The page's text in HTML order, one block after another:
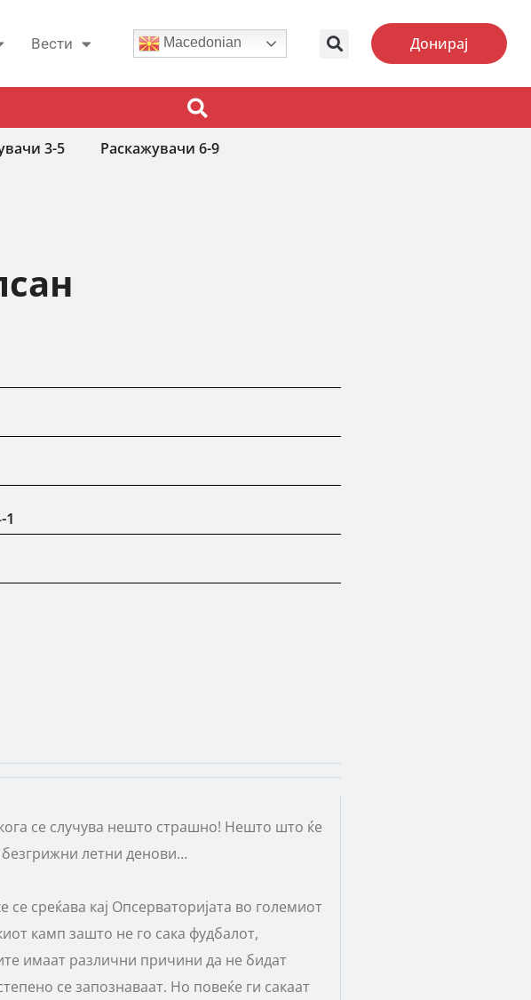
Вести Macedonian Донирај
3-5 Раскажувачи 6-9
1
се случува нешто страшно! Нешто што ќе
летни денови…
среќава кај Опсерваторијата во големиот
камп зашто не го сака фудбалот,
имаат различни причини да не бидат
се запознаваат. Но повеќе ги сакаат